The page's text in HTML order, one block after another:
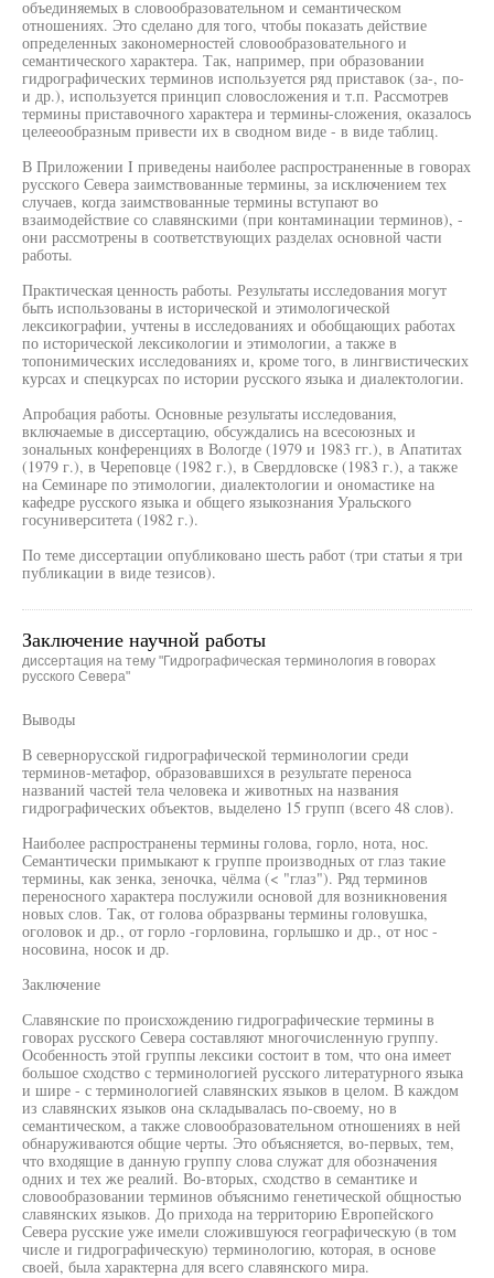
объединяемых в словообразовательном и семантическом
отношениях. Это сделано для того, чтобы показать действие
определенных закономерностей словообразовательного и
семантического характера. Так, например, при образовании
гидрографических терминов используется ряд приставок (за-, по-
и др.), используется принцип словосложения и т.п. Рассмотрев
термины приставочного характера и термины-сложения, оказалось
целееообразным привести их в сводном виде - в виде таблиц.
В Приложении I приведены наиболее распространенные в говорах
русского Севера заимствованные термины, за исключением тех
случаев, когда заимствованные термины вступают во
взаимодействие со славянскими (при контаминации терминов), -
они рассмотрены в соответствующих разделах основной части
работы.
Практическая ценность работы. Результаты исследования могут
быть использованы в исторической и этимологической
лексикографии, учтены в исследованиях и обобщающих работах
по исторической лексикологии и этимологии, а также в
топонимических исследованиях и, кроме того, в лингвистических
курсах и спецкурсах по истории русского языка и диалектологии.
Апробация работы. Основные результаты исследования,
включаемые в диссертацию, обсуждались на всесоюзных и
зональных конференциях в Вологде (1979 и 1983 гг.), в Апатитах
(1979 г.), в Череповце (1982 г.), в Свердловске (1983 г.), а также
на Семинаре по этимологии, диалектологии и ономастике на
кафедре русского языка и общего языкознания Уральского
госуниверситета (1982 г.).
По теме диссертации опубликовано шесть работ (три статьи я три
публикации в виде тезисов).
Заключение научной работы
диссертация на тему "Гидрографическая терминология в говорах
русского Севера"
Выводы
В севернорусской гидрографической терминологии среди
терминов-метафор, образовавшихся в результате переноса
названий частей тела человека и животных на названия
гидрографических объектов, выделено 15 групп (всего 48 слов).
Наиболее распространены термины голова, горло, нота, нос.
Семантически примыкают к группе производных от глаз такие
термины, как зенка, зеночка, чёлма (< "глаз"). Ряд терминов
переносного характера послужили основой для возникновения
новых слов. Так, от голова образрваны термины головушка,
оголовок и др., от горло -горловина, горлышко и др., от нос -
носовина, носок и др.
Заключение
Славянские по происхождению гидрографические термины в
говорах русского Севера составляют многочисленную группу.
Особенность этой группы лексики состоит в том, что она имеет
большое сходство с терминологией русского литературного языка
и шире - с терминологией славянских языков в целом. В каждом
из славянских языков она складывалась по-своему, но в
семантическом, а также словообразовательном отношениях в ней
обнаруживаются общие черты. Это объясняется, во-первых, тем,
что входящие в данную группу слова служат для обозначения
одних и тех же реалий. Во-вторых, сходство в семантике и
словообразовании терминов объяснимо генетической общностью
славянских языков. До прихода на территорию Европейского
Севера русские уже имели сложившуюся географическую (в том
числе и гидрографическую) терминологию, которая, в основе
своей, была характерна для всего славянского мира.